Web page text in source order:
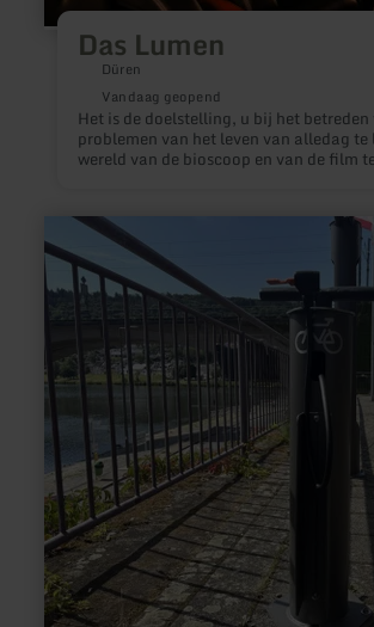
Das Lumen
Düren
Vandaag geopend
Het is de doelstelling, u bij het
problemen van het leven van alledag
wereld van de bioscoop en van de film
Bijkomende informatie vindt u op:
meer
informatie
over:
Rad-
Reparaturstationen
Wasserbillig